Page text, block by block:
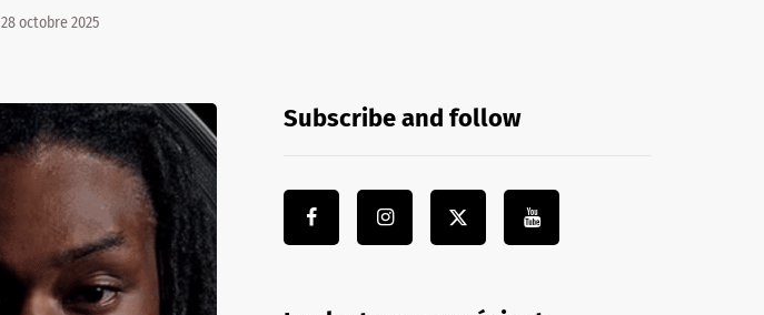
28 octobre 2025
Subscribe and follow